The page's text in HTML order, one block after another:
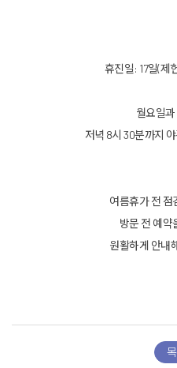
휴진일: 17일(제
월요일
저녁 8시 30분까지
여름휴가 전 점
방문 전 예약
원활하게 안내